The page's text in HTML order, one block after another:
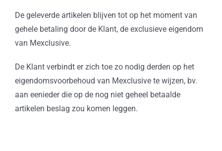
De geleverde artikelen blijven tot op het moment van
gehele betaling door de Klant, de exclusieve eigendom
van Mexclusive.
De Klant verbindt er zich toe zo nodig derden op het
eigendomsvoorbehoud van Mexclusive te wijzen, bv.
aan eenieder die op de nog niet geheel betaalde
artikelen beslag zou komen leggen.